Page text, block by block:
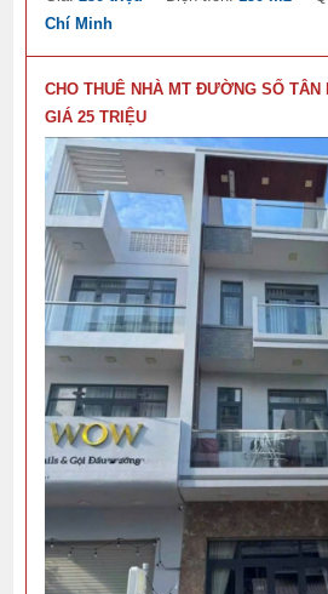
Chí Minh
CHO THUÊ NHÀ MT ĐƯỜNG SỐ TÂN
GIÁ 25 TRIỆU